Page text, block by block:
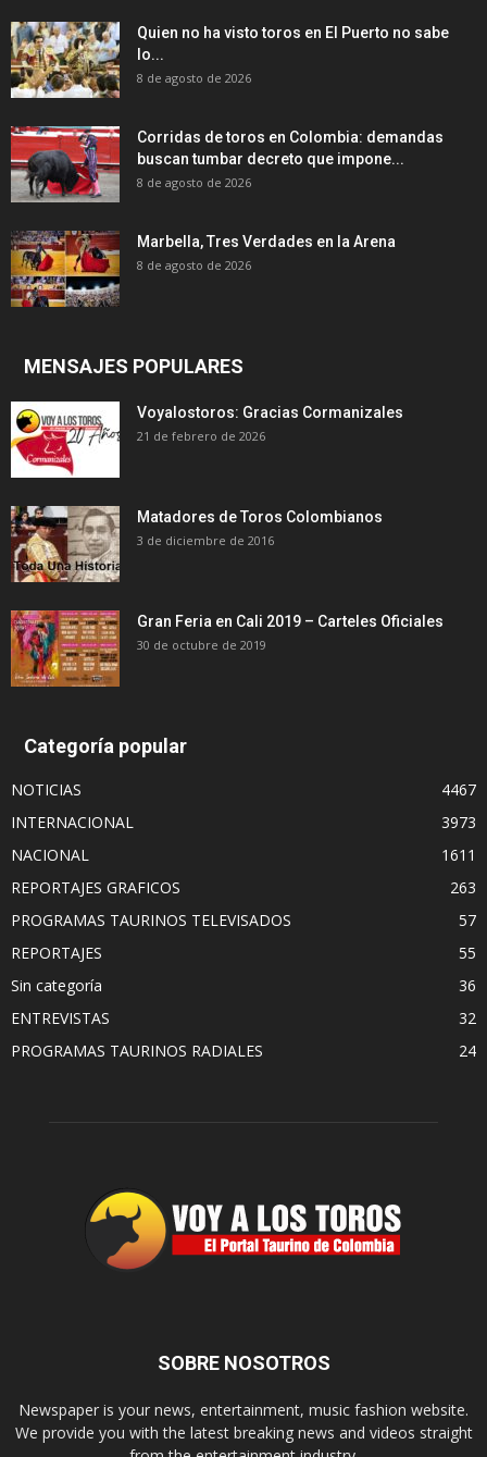
Quien no ha visto toros en El Puerto no sabe
lo...
8 de agosto de 2026
Corridas de toros en Colombia: demandas
buscan tumbar decreto que impone...
8 de agosto de 2026
Marbella, Tres Verdades en la Arena
8 de agosto de 2026
MENSAJES POPULARES
Voyalostoros: Gracias Cormanizales
21 de febrero de 2026
Matadores de Toros Colombianos
3 de diciembre de 2016
Gran Feria en Cali 2019 – Carteles Oficiales
30 de octubre de 2019
Categoría popular
NOTICIAS
4467
INTERNACIONAL
3973
NACIONAL
1611
REPORTAJES GRAFICOS
263
PROGRAMAS TAURINOS TELEVISADOS
57
REPORTAJES
55
Sin categoría
36
ENTREVISTAS
32
PROGRAMAS TAURINOS RADIALES
24
SOBRE NOSOTROS
Newspaper is your news, entertainment, music fashion website.
We provide you with the latest breaking news and videos straight